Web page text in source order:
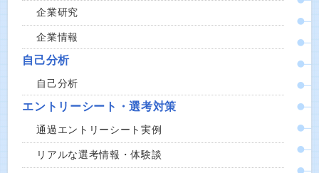
企業研究
企業情報
自己分析
自己分析
エントリーシート・選考対策
通過エントリーシート実例
リアルな選考情報・体験談